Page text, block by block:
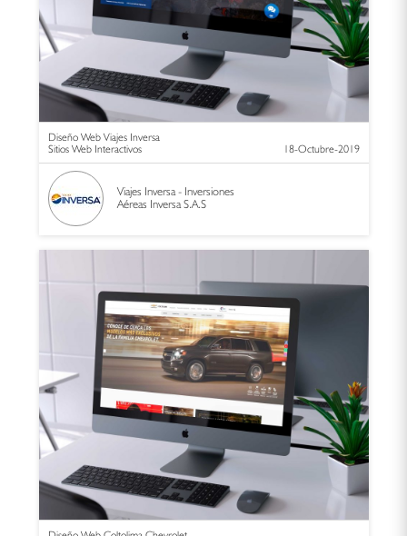
Diseño Web Viajes Inversa
Sitios Web Interactivos
18-Octubre-2019
Viajes Inversa - Inversiones
Aéreas Inversa S.A.S